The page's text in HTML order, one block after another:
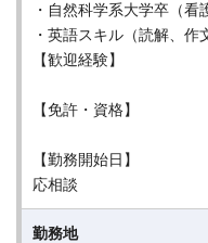
・自然科学系大学卒（
・英語スキル（読解、作
【歓迎経験】
【免許・資格】
【勤務開始日】
応相談
勤務地